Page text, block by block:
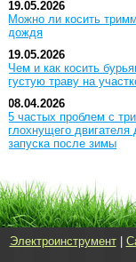
19.05.2026
Можно ли косить
дождя
19.05.2026
Чем и как косить
густую траву на
08.04.2026
5 частых проблем с
глохнущего двигателя
запуска после зимы
Электроинструмент|